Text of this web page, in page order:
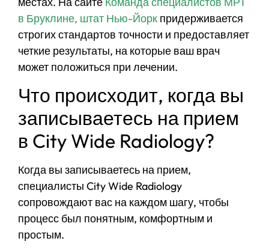
в Бруклине, штат Нью-Йорк придерживается
строгих стандартов точности и предоставляет
четкие результаты, на которые ваш врач
может положиться при лечении.
Что происходит, когда вы
записываетесь на прием
в City Wide Radiology?
Когда вы записываетесь на прием,
специалисты City Wide Radiology
сопровождают вас на каждом шагу, чтобы
процесс был понятным, комфортным и
простым.